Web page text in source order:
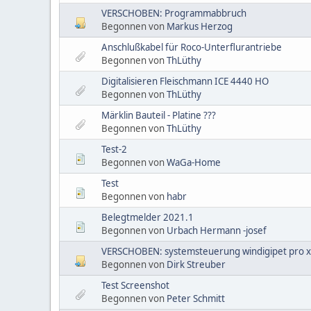
VERSCHOBEN: Programmabbruch
Begonnen von Markus Herzog
Anschlußkabel für Roco-Unterflurantriebe
Begonnen vonThLüthy
Digitalisieren Fleischmann ICE 4440 HO
Begonnen vonThLüthy
Märklin Bauteil - Platine ???
Begonnen vonThLüthy
Test-2
Begonnen vonWaGa-Home
Test
Begonnen von habr
Belegtmelder 2021.1
Begonnen von Urbach Hermann -josef
VERSCHOBEN: systemsteuerung windigipet pro
Begonnen von Dirk Streuber
Test Screenshot
Begonnen von Peter Schmitt